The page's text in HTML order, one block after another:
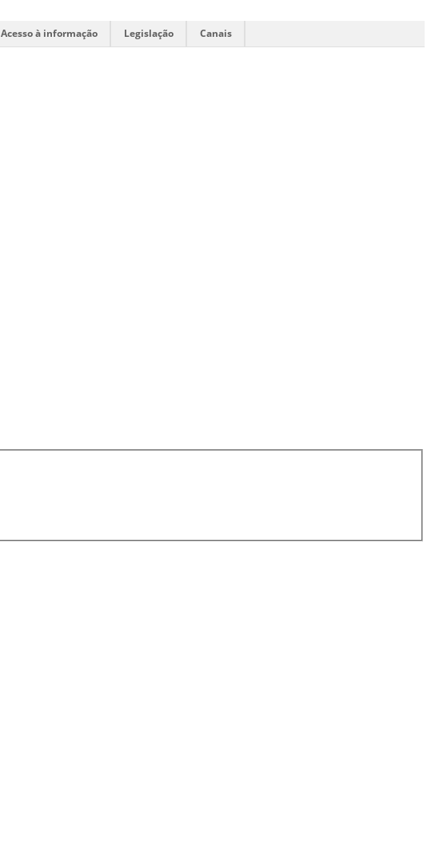
Acesso à informação Legislação Canais